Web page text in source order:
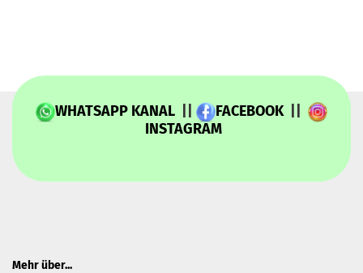
WHATSAPP KANAL FACEBOOK||
INSTAGRAM
Mehr über...